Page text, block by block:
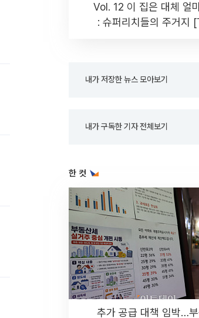
Vol. 12 이 집은 대체 얼
: 슈퍼리치들의 주거지
내가 저장한 뉴스 모아보기
내가 구독한 기자 전체보기
한 컷
추가 공급 대책 임박…